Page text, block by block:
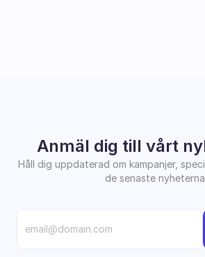
Anmäl dig till vårt
Håll dig uppdaterad om kampanjer,
de senaste